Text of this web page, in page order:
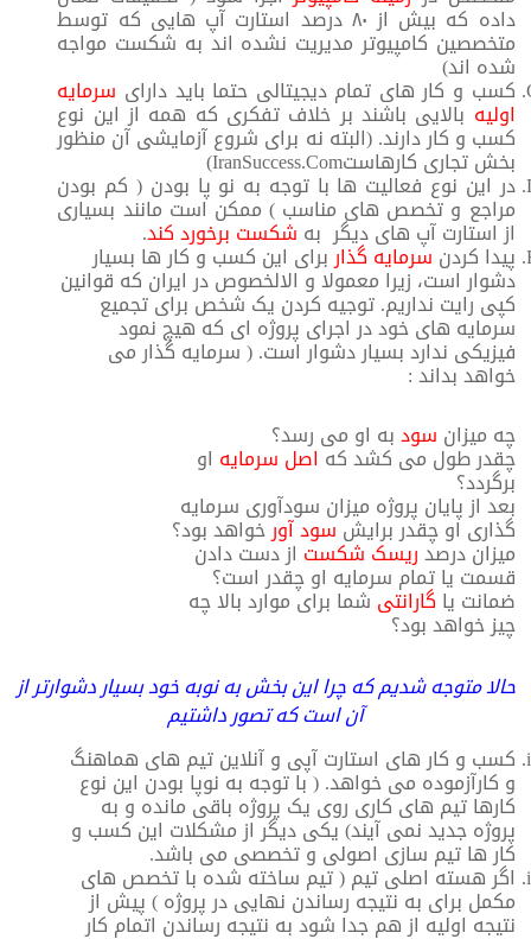
داده که بیش از ۸۰ درصد استارت آپ هایی که توسط
متخصصین کامپیوتر مدیریت نشده اند به شکست مواجه
شده اند)
کسب و کار های تمام دیجیتالی حتما باید دارای سرمایه
اولیه بالایی باشند بر خلاف تفکری که همه از این نوع
کسب و کار دارند. (البته نه برای شروع آزمایشی آن منظور
بخش تجاری کارهاستIranSuccess.Com)
در این نوع فعالیت ها با توجه به نو پا بودن ( کم بودن
مراجع و تخصص های مناسب ) ممکن است مانند بسیاری
از استارت آپ های دیگر به شکست برخورد کند.
پیدا کردن سرمایه گذاربرای این کسب و کار ها بسیار
دشوار است، زیرا معمولا و الالخصوص در ایران که قوانین
کپی رایت نداریم. توجیه کردن یک شخص برای تجمیع
سرمایه های خود در اجرای پروژه ای که هیچ نمود
فیزیکی ندارد بسیار دشوار است. ( سرمایه گذار می
خواهد بداند :
چه میزان سودبه او می رسد؟
چقدر طول می کشد کهاصل سرمایه او
برگردد؟
بعد از پایان پروژه میزان سودآوری سرمایه
گذاری او چقدر برایش سود آورخواهد بود؟
میزان درصدریسک شکست از دست دادن
قسمت یا تمام سرمایه او چقدر است؟
ضمانت یا گارانتیشما برای موارد بالا چه
چیز خواهد بود؟
حالا متوجه شدیم که چرا این بخش به نوبه خود بسیار دشوارتر از
آن است که تصور داشتیم
کسب و کار های استارت آپی و آنلاین تیم های هماهنگ
و کارآزموده می خواهد. ( با توجه به نوپا بودن این نوع
کارها تیم های کاری روی یک پروژه باقی مانده و به
پروژه جدید نمی آیند) یکی دیگر از مشکلات این کسب و
کار ها تیم سازی اصولی و تخصصی می باشد.
اگر هسته اصلی تیم ( تیم ساخته شده با تخصص های
مکمل برای به نتیجه رساندن نهایی در پروژه ) پیش از
نتیجه اولیه از هم جدا شود به نتیجه رساندن اتمام کار